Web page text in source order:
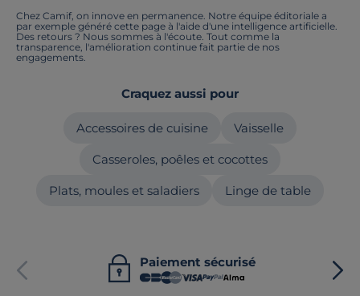
Chez Camif, on innove en permanence. Notre équipe éditoriale a
par exemple généré cette page à l'aide d'une intelligence artificielle.
Des retours ? Nous sommes à l'écoute. Tout comme la
transparence, l'amélioration continue fait partie de nos
engagements.
Craquez aussi pour
Accessoires de cuisine Vaisselle
Casseroles, poêles et cocottes
Plats, moules et saladiers Linge de table
Paiement sécurisé